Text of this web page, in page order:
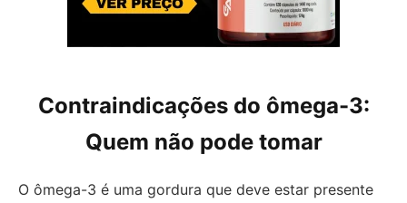
Contraindicações do ômega-3:
Quem não pode tomar
O ômega-3 é uma gordura que deve estar presente